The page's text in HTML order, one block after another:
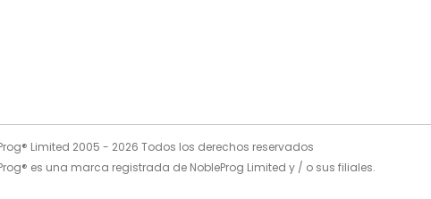
Limited 2005 - 2026 Todos los derechos reservados
es una marca registrada de NobleProg Limited y / o sus filiales.